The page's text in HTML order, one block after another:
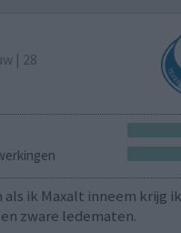
| 28
als ik Maxalt inneem krijg
zware ledematen.